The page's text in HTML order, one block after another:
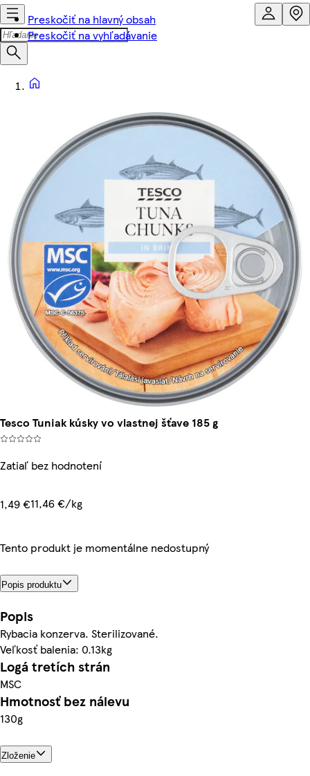
Preskočiť na hlavný obsah
Preskočiť na vyhľadávanie
Tesco Tuniak kúsky vo vlastnej šťave 185 g
Zatiaľ bez hodnotení
1,49 €11,46 €/kg
Tento produkt je momentálne nedostupný
Popis produktu
Popis
Rybacia konzerva. Sterilizované.
Veľkosť balenia: 0.13kg
Logá tretích strán
MSC
Hmotnosť bez nálevu
130g
Zloženie